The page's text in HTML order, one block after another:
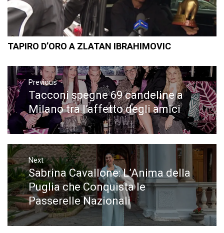
TAPIRO D’ORO A ZLATAN IBRAHIMOVIC
Navigazione
articoli
Previous
Previous
post:
Tacconi spegne 69 candeline a
Milano tra l’affetto degli amici
Next
Next
post:
Sabrina Cavallone: L’Anima della
Puglia che Conquista le
Passerelle Nazionali